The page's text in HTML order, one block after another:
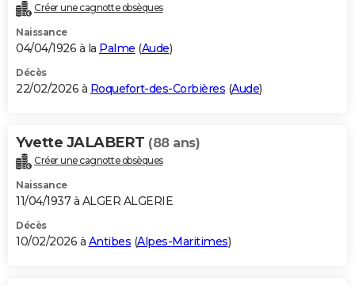
Créer une cagnotte obsèques
Naissance
04/04/1926 à la Palme (Aude)
Décès
22/02/2026 à Roquefort-des-Corbières (Aude)
Yvette JALABERT (88 ans)
Créer une cagnotte obsèques
Naissance
11/04/1937 à ALGER ALGERIE
Décès
10/02/2026 à Antibes (Alpes-Maritimes)